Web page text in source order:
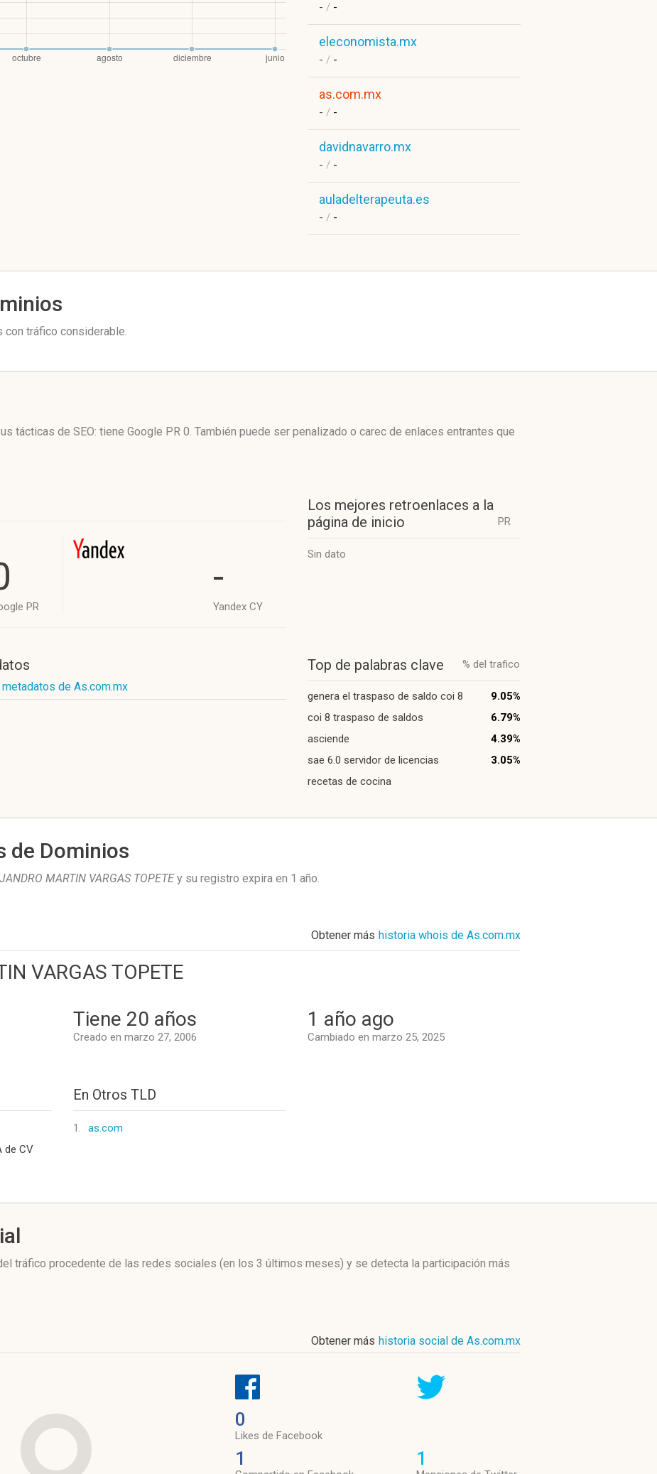
- / -
eleconomista.mx
- / -
as.com.mx
- / -
davidnavarro.mx
- / -
auladelterapeuta.es
- / -
con tráfico considerable.
tácticas de SEO: tiene Google PR 0. También puede ser penalizado o carec de enlaces entrantes que
PR
-
Yandex CY
de As.com.mx
Los mejores retroenlaces a la
página de inicio
PR
Sin dato
Top de palabras clave % del trafico
genera el traspaso de saldo coi 8
9.05%
coi 8 traspaso de saldos
6.79%
asciende
4.39%
sae 6.0 servidor de licencias
3.05%
recetas de cocina
de Dominios
MARTIN VARGAS TOPETEy su registro expira en 1 año.
Obtener más historia whois de As.com.mx
VARGAS TOPETE
Tiene 20 años
Creado en marzo 27, 2006
1 año ago
Cambiado en marzo 25, 2025
de CV
En Otros TLD
1. as.com
tráfico procedente de las redes sociales (en los 3 últimos meses) y se detecta la participación más
Obtener más historia social de As.com.mx
0
Likes de Facebook
1 1